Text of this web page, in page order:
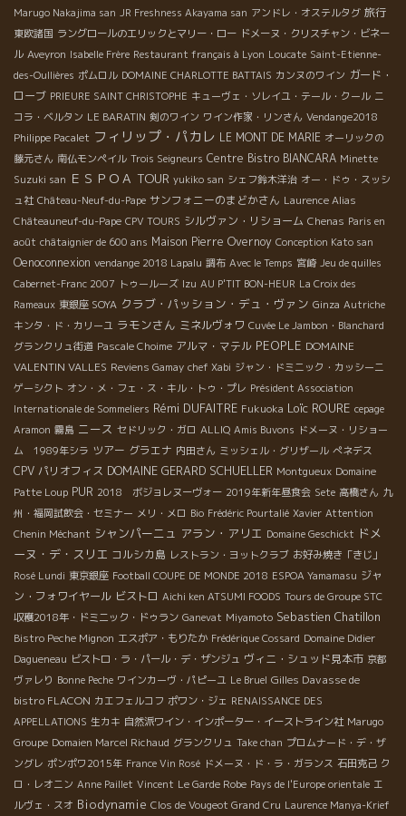
Marugo Nakajima san JR Freshness Akayama san アンドレ・オステルタグ 旅行
東欧諸国 ラングロールのエリックとマリー・ロー ドメーヌ・クリスチャン・ビネー
ル Aveyron Isabelle Frère Restaurant français à Lyon Loucate Saint-Etienne-
des-Oullières ポムロル DOMAINE CHARLOTTE BATTAIS カンヌのワイン ガード・
ローブ PRIEURE SAINT CHRISTOPHE キューヴェ・ソレイユ・テール・クール ニ
コラ・ベルタン LE BARATIN 剣のワイン ワイン作家・リンさん Vendange2018
Philippe Pacalet フィリップ・パカレ LE MONT DE MARIE オーリックの
藤元さん 南仏モンペイル Trois Seigneurs Centre Bistro BIANCARA Minette
Suzuki san ＥＳＰＯＡ TOUR yukiko san シェフ鈴木洋治 オー・ドゥ・スッシ
ュ社 Château-Neuf-du-Pape サンフォニーのまどかさん Laurence Alias
Châteauneuf-du-Pape CPV TOURS シルヴァン・リショーム Chenas Paris en
août châtaignier de 600 ans Maison Pierre Overnoy Conception Kato san
Oenoconnexion vendange 2018 Lapalu 調布 Avec le Temps 宮崎 Jeu de quilles
Cabernet-Franc 2007 トゥールーズ Izu AU P'TIT BON-HEUR La Croix des
Rameaux 東銀座 SOYA クラブ・パッション・デュ・ヴァン Ginza Autriche
キンタ・ド・カリーユ ラモンさん ミネルヴォワ Cuvée Le Jambon・Blanchard
グランクリュ街道 Pascale Choime アルマ・マテル PEOPLE DOMAINE
VALENTIN VALLES Reviens Gamay chef Xabi ジャン・ドミニック・カッシーニ
ゲーシクト オン・メ・フェ・ス・キル・トゥ・プレ Président Association
Internationale de Sommeliers Rémi DUFAITRE Fukuoka Loïc ROURE cepage
Aramon 霧島 ニース セドリック・ガロ ALLIQ Amis Buvons ドメーヌ・リショー
ム 1989年シラ ツアー グラエナ 内田さん ミッシェル・グリザール ぺネデス
CPV パリオフィス DOMAINE GERARD SCHUELLER Montgueux Domaine
Patte Loup PUR 2018 ボジョレヌーヴォー 2019年新年昼食会 Sete 高橋さん 九
州・福岡試飲会・セミナー メリ・メロ Bio Frédéric Pourtalié Xavier Attention
Chenin Méchant シャンパーニュ アラン・アリエ Domaine Geschickt ドメ
ーヌ・デ・スリエ コルシカ島 レストラン・ヨットクラブ お好み焼き「きじ」
Rosé Lundi 東京銀座 Football COUPE DE MONDE 2018 ESPOA Yamamasu ジャ
ン・フォワイヤール ビストロ Aichi ken ATSUMI FOODS Tours de Groupe STC
収穫2018年・ドミニック・ドゥラン Ganevat Miyamoto Sebastien Chatillon
Bistro Peche Mignon エスポア・もりたか Frédérique Cossard Domaine Didier
Dagueneau ビストロ・ラ・パール・デ・ザンジュ ヴィニ・シュッド見本市 京都
ヴァレり Bonne Peche ワインカーヴ・パピーユ Le Bruel Gilles Davasse de
bistro FLACON カエフェルコフ ポワン・ジェ RENAISSANCE DES
APPELLATIONS 生カキ 自然派ワイン・インポーター・イーストライン社 Marugo
Groupe Domaien Marcel Richaud グランクリュ Take chan プロムナード・デ・ザ
ングレ ポンポワ2015年 France Vin Rosé ドメーヌ・ド・ラ・ガランス 石田克己 ク
ロ・レオニン Anne Paillet Vincent Le Garde Robe Pays de l'Europe orientale エ
ルヴェ・スオ Biodynamie Clos de Vougeot Grand Cru Laurence Manya-Krief